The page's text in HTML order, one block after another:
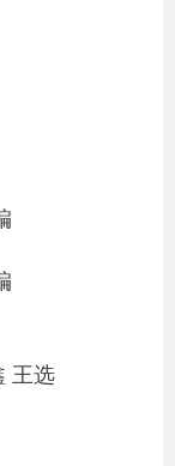
王选